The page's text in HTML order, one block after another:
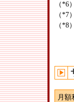
（*6）
（*7）
（*8）
月額